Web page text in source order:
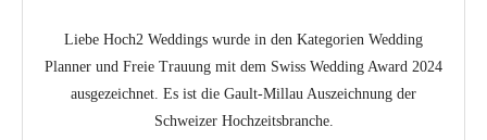
Liebe Hoch2 Weddings wurde in den Kategorien Wedding
Planner und Freie Trauung mit dem Swiss Wedding Award 2024
ausgezeichnet. Es ist die Gault-Millau Auszeichnung der
Schweizer Hochzeitsbranche.